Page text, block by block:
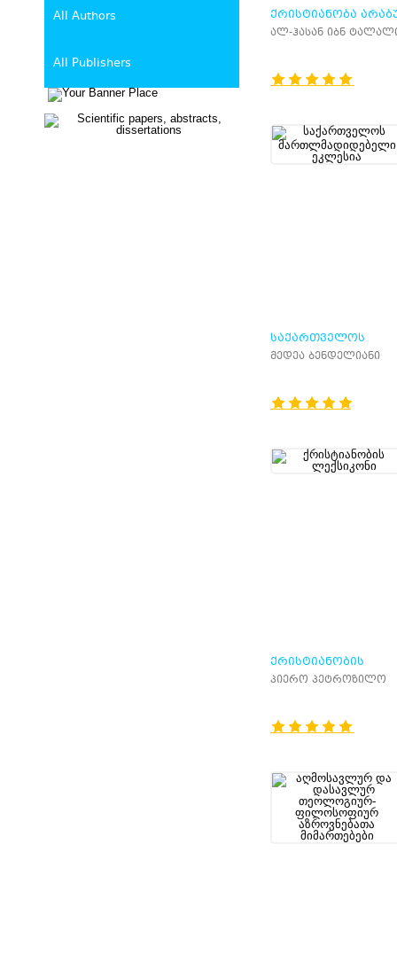
All Authors
All Publishers
ᲥᲠᲘᲡᲢᲘᲐᲜᲝᲑᲐ
ᲡᲐᲛᲧᲐᲠᲝᲨᲘ
ალ-ჰასან იბნ
ᲡᲐᲥᲐᲠᲗᲕᲔᲚᲝᲡ
მედეა ბენდელიანი
ᲥᲠᲘᲡᲢᲘᲐᲜᲝᲑᲘᲡ
ᲚᲔᲥᲡᲘᲙᲝᲜᲘ
პიერო პეტროზილო